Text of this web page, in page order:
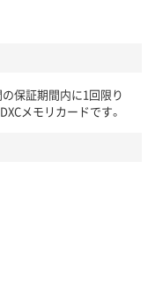
保証期間内に1回限り
メモリカードです。